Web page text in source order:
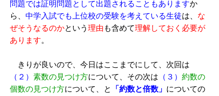
問題では証明問題として出題されることもありますか
ら、 中学入試でも上位校の受験を考えている生徒は、 な
ぜそうなるのかという 理由 も含めて理解しておく必要が
あります。
きりが良いので、今日はここまでにして、次回は
（２） 素数の見つけ方について、その次は （３） 約数の
個数の見つけ方について、と 「約数と倍数」 についての